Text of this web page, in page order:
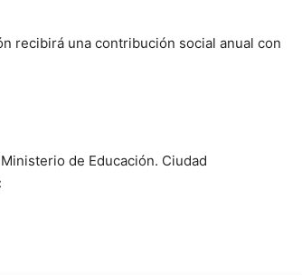
recibirá una contribución social anual con